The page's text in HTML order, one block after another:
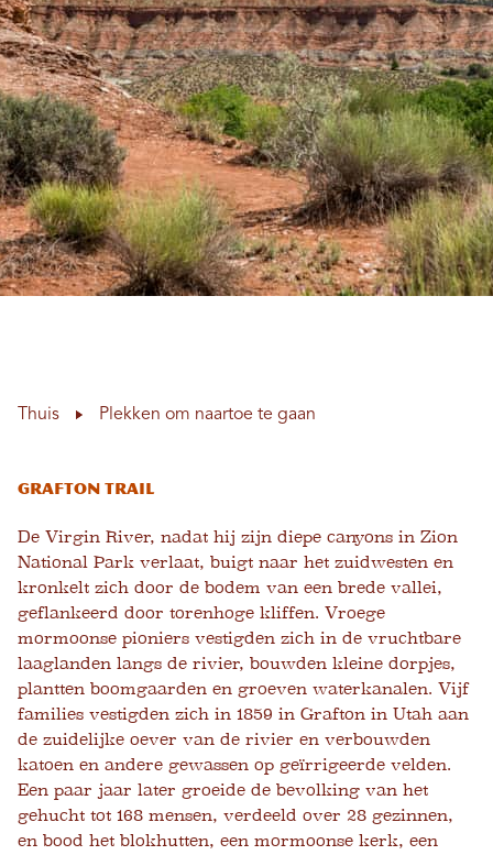
Thuis Plekken om naartoe te gaan
Grafton Trail
De Virgin River, nadat hij zijn diepe canyons in Zion
National Park verlaat, buigt naar het zuidwesten en
kronkelt zich door de bodem van een brede vallei,
geflankeerd door torenhoge kliffen. Vroege
mormoonse pioniers vestigden zich in de vruchtbare
laaglanden langs de rivier, bouwden kleine dorpjes,
plantten boomgaarden en groeven waterkanalen. Vijf
families vestigden zich in 1859 in Grafton in Utah aan
de zuidelijke oever van de rivier en verbouwden
katoen en andere gewassen op geïrrigeerde velden.
Een paar jaar later groeide de bevolking van het
gehucht tot 168 mensen, verdeeld over 28 gezinnen,
en bood het blokhutten, een mormoonse kerk, een